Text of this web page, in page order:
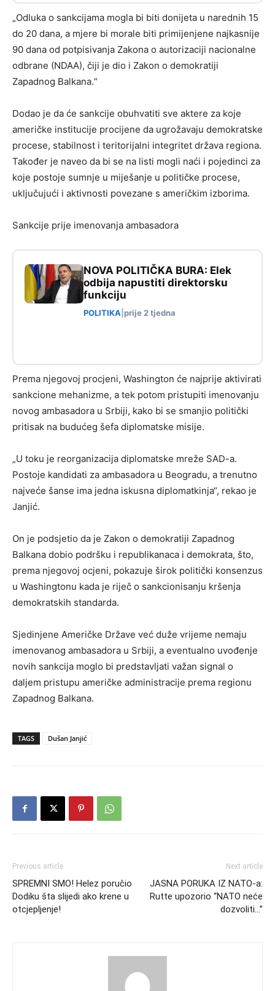
„Odluka o sankcijama mogla bi biti donijeta u narednih 15
do 20 dana, a mjere bi morale biti primijenjene najkasnije
90 dana od potpisivanja Zakona o autorizaciji nacionalne
odbrane (NDAA), čiji je dio i Zakon o demokratiji
Zapadnog Balkana.“
Dodao je da će sankcije obuhvatiti sve aktere za koje
američke institucije procijene da ugrožavaju demokratske
procese, stabilnost i teritorijalni integritet država regiona.
Također je naveo da bi se na listi mogli naći i pojedinci za
koje postoje sumnje u miješanje u političke procese,
uključujući i aktivnosti povezane s američkim izborima.
Sankcije prije imenovanja ambasadora
NOVA POLITIČKA BURA: Elek
odbija napustiti direktorsku
funkciju
POLITIKA prije 2 tjedna
Prema njegovoj procjeni, Washington će najprije aktivirati
sankcione mehanizme, a tek potom pristupiti imenovanju
novog ambasadora u Srbiji, kako bi se smanjio politički
pritisak na budućeg šefa diplomatske misije.
„U toku je reorganizacija diplomatske mreže SAD-a.
Postoje kandidati za ambasadora u Beogradu, a trenutno
najveće šanse ima jedna iskusna diplomatkinja“, rekao je
Janjić.
On je podsjetio da je Zakon o demokratiji Zapadnog
Balkana dobio podršku i republikanaca i demokrata, što,
prema njegovoj ocjeni, pokazuje širok politički konsenzus
u Washingtonu kada je riječ o sankcionisanju kršenja
demokratskih standarda.
Sjedinjene Američke Države već duže vrijeme nemaju
imenovanog ambasadora u Srbiji, a eventualno uvođenje
novih sankcija moglo bi predstavljati važan signal o
daljem pristupu američke administracije prema regionu
Zapadnog Balkana.
TAGS Dušan Janjić
Previous article
SPREMNI SMO! Helez poručio
Dodiku šta slijedi ako krene u
otcjepljenje!
Next article
JASNA PORUKA IZ NATO-a:
Rutte upozorio “NATO neće
dozvoliti…”